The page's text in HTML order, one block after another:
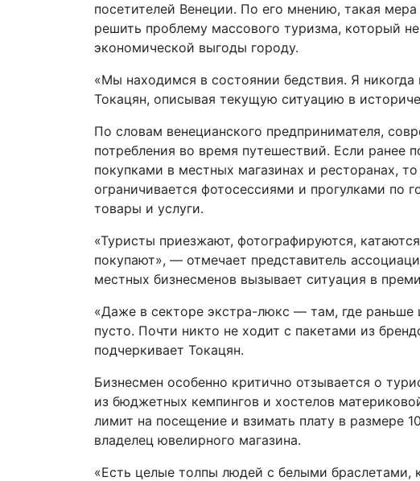
посетителей Венеции. По его мнению, такая
решить проблему массового туризма, который
экономической выгоды городу.
«Мы находимся в состоянии бедствия. Я
Токацян, описывая текущую ситуацию в
По словам венецианского предпринимателя,
потребления во время путешествий. Если
покупками в местных магазинах и ресторанах,
ограничивается фотосессиями и прогулками по
товары и услуги.
«Туристы приезжают, фотографируются,
покупают», — отмечает представитель
местных бизнесменов вызывает ситуация в
«Даже в секторе экстра-люкс — там, где раньше
пусто. Почти никто не ходит с пакетами из
подчеркивает Токацян.
Бизнесмен особенно критично отзывается о
из бюджетных кемпингов и хостелов
лимит на посещение и взимать плату в размере
владелец ювелирного магазина.
«Есть целые толпы людей с белыми браслетами,